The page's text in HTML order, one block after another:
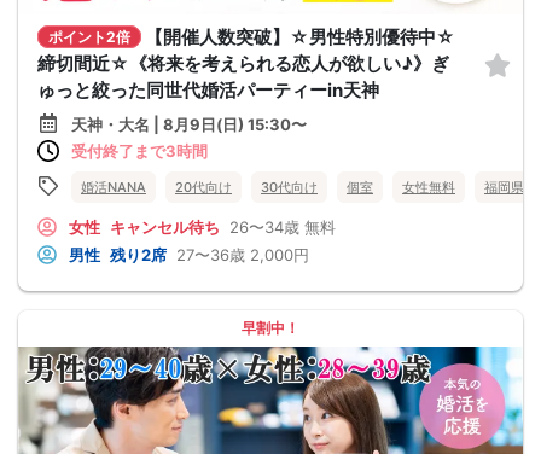
ポイント2倍
【開催人数突破】☆男性特別優待中☆
締切間近☆《将来を考えられる恋人が欲しい♪》ぎ
ゅっと絞った同世代婚活パーティーin天神
天神・大名 | 8月9日(日) 15:30〜
受付終了まで3時間
婚活NANA 20代向け 30代向け 個室 女性無料 福岡県
女性 キャンセル待ち 26〜34歳 無料
男性 残り2席 27〜36歳 2,000円
早割中！